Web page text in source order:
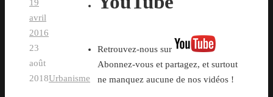
19
avril
2016
23
août
2018Urbanisme
Retrouvez-nous sur
Abonnez-vous et partagez, et surtout
ne manquez aucune de nos vidéos !